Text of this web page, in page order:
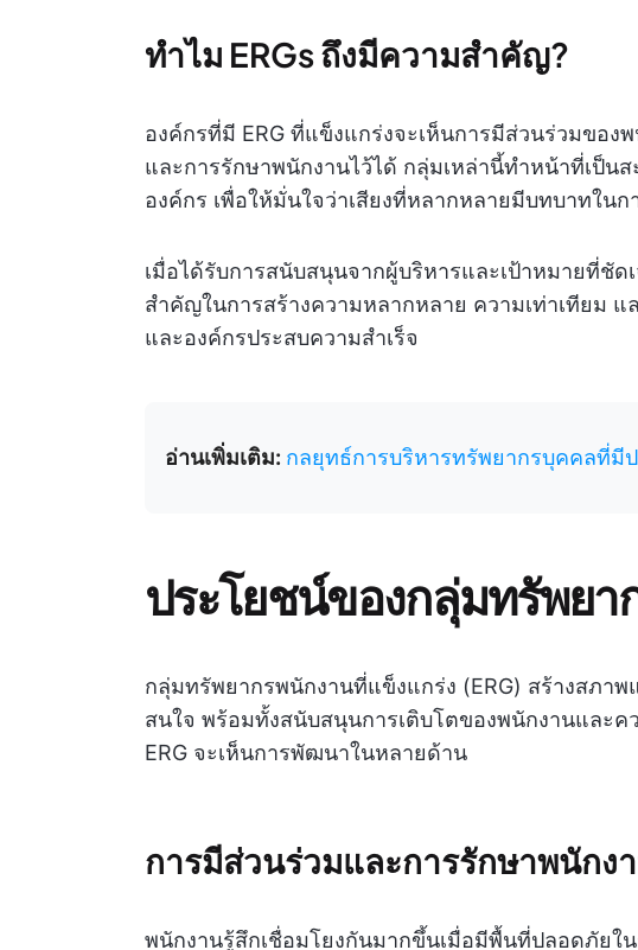
ทำไม ERGs ถึงมีความสำคัญ?
องค์กรที่มี ERG ที่แข็งแกร่งจะเห็นการมีส่วนร่วมของ
และการรักษาพนักงานไว้ได้ กลุ่มเหล่านี้ทำหน้าที่เป็น
องค์กร เพื่อให้มั่นใจว่าเสียงที่หลากหลายมีบทบาทใน
เมื่อได้รับการสนับสนุนจากผู้บริหารและเป้าหมายที่ชัด
สำคัญในการสร้างความหลากหลาย ความเท่าเทียม
และองค์กรประสบความสำเร็จ
อ่านเพิ่มเติม: กลยุทธ์การบริหารทรัพยากรบุคคลที่มี
ประโยชน์ของกลุ่มทรัพยา
กลุ่มทรัพยากรพนักงานที่แข็งแกร่ง (ERG) สร้างสภา
สนใจ พร้อมทั้งสนับสนุนการเติบโตของพนักงานและค
ERG จะเห็นการพัฒนาในหลายด้าน
การมีส่วนร่วมและการรักษาพนักง
พนักงานรู้สึกเชื่อมโยงกันมากขึ้นเมื่อมีพื้นที่ปลอดภัย